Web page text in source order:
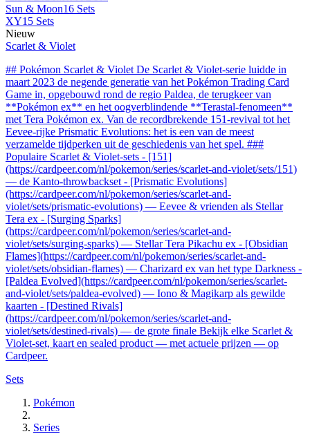
Sun & Moon16 Sets
XY15 Sets
Nieuw
Scarlet & Violet
## Pokémon Scarlet & Violet De Scarlet & Violet-serie luidde in
maart 2023 de negende generatie van het Pokémon Trading Card
Game in, opgebouwd rond de regio Paldea, de terugkeer van
**Pokémon ex** en het oogverblindende **Terastal-fenomeen**
met Tera Pokémon ex. Van de recordbrekende 151-revival tot het
Eevee-rijke Prismatic Evolutions: het is een van de meest
verzamelde tijdperken uit de geschiedenis van het spel. ###
Populaire Scarlet & Violet-sets - [151]
(https://cardpeer.com/nl/pokemon/series/scarlet-and-violet/sets/151)
— de Kanto-throwbackset - [Prismatic Evolutions]
(https://cardpeer.com/nl/pokemon/series/scarlet-and-
violet/sets/prismatic-evolutions) — Eevee & vrienden als Stellar
Tera ex - [Surging Sparks]
(https://cardpeer.com/nl/pokemon/series/scarlet-and-
violet/sets/surging-sparks) — Stellar Tera Pikachu ex - [Obsidian
Flames](https://cardpeer.com/nl/pokemon/series/scarlet-and-
violet/sets/obsidian-flames) — Charizard ex van het type Darkness -
[Paldea Evolved](https://cardpeer.com/nl/pokemon/series/scarlet-
and-violet/sets/paldea-evolved) — Iono & Magikarp als gewilde
kaarten - [Destined Rivals]
(https://cardpeer.com/nl/pokemon/series/scarlet-and-
violet/sets/destined-rivals) — de grote finale Bekijk elke Scarlet &
Violet-set, kaart en sealed product — met actuele prijzen — op
Cardpeer.
Sets
Pokémon
Series